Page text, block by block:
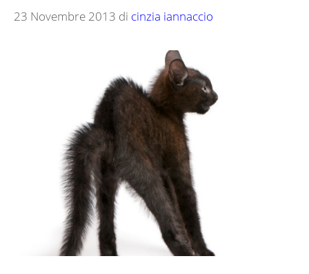
23 Novembre 2013 di cinzia iannaccio